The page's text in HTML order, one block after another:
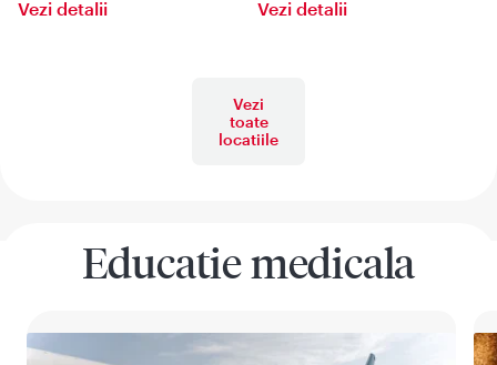
Vezi detalii Vezi detalii
Vezi
toate
locatiile
Educatie medicala